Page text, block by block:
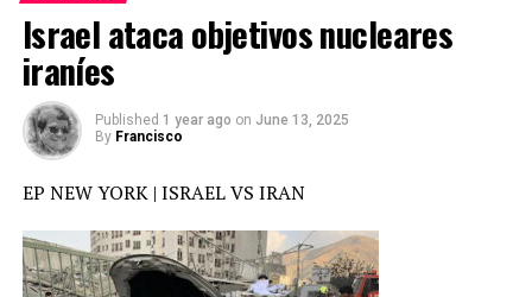
Israel ataca objetivos nucleares
iraníes
Published 1 year ago on June 13, 2025
By Francisco
EP NEW YORK | ISRAEL VS IRAN